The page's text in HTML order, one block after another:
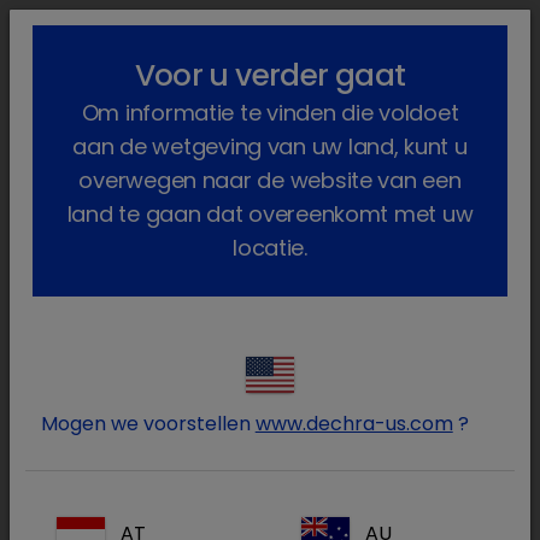
lock_outline search menu
Nutrition
Derma and Allergy Diets
SPECIFIC derma- en allergiediëten
(inclusief atopie en
voedselallergieën)
de behandeling van het hele
allergiespectrum - atopie,
voedselallergieën en gecombineerde
gezondheidsvoordelen voor zowel katten
Voor u verder gaat
Om informatie te vinden die voldoet
aan de wetgeving van uw land, kunt u
overwegen naar de website van een
land te gaan dat overeenkomt met uw
locatie.
Mogen we voorstellen www.dechra-us.com ?
AT AU